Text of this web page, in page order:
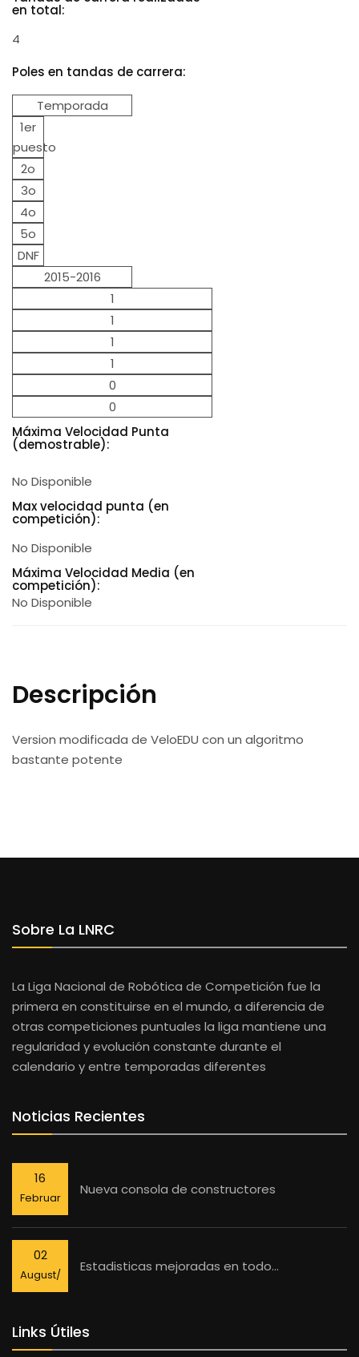
en total:
4
Poles en tandas de carrera:
Temporada
1er
puesto
2o
3o
4o
5o
DNF
2015-2016
1
1
1
1
0
0
Máxima Velocidad Punta
(demostrable):
No Disponible
Max velocidad punta (en
competición):
No Disponible
Máxima Velocidad Media (en
competición):
No Disponible
Descripción
Version modificada de VeloEDU con un algoritmo
bastante potente
Sobre La LNRC
La Liga Nacional de Robótica de Competición fue la
primera en constituirse en el mundo, a diferencia de
otras competiciones puntuales la liga mantiene una
regularidad y evolución constante durante el
calendario y entre temporadas diferentes
Noticias Recientes
16
Februar
Nueva consola de constructores
02
August/
Estadisticas mejoradas en todo...
Links Útiles